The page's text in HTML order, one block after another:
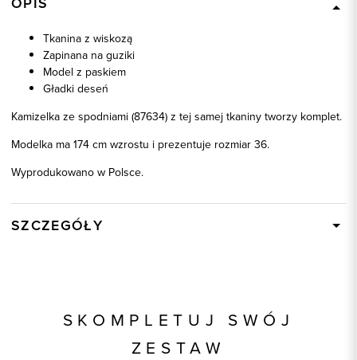
Tkanina z wiskozą
Zapinana na guziki
Model z paskiem
Gładki deseń
Kamizelka ze spodniami (87634) z tej samej tkaniny tworzy komplet.
Modelka ma 174 cm wzrostu i prezentuje rozmiar 36.
Wyprodukowano w Polsce.
SZCZEGÓŁY
SKOMPLETUJ SWÓJ
ZESTAW